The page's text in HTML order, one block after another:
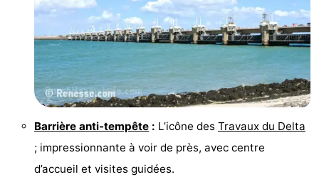
Zeeland
Vebenabos
Westduin
Hôtels
minutes
Plages
Lieux
Barrière anti-tempête : L’icône des Travaux du Delta
; impressionnante à voir de près, avec centre
d’accueil et visites guidées.